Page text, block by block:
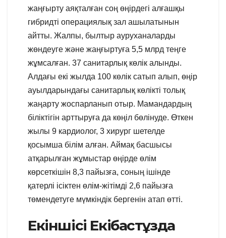
жаңғырту аяқталған соң өңірдегі алғашқы
гибридті операциялық зал ашылатынын
айтты. Жалпы, былтыр ауруханаларды
жөндеуге және жаңғыртуға 5,5 млрд теңге
жұмсалған. 37 санитарлық көлік алынды.
Алдағы екі жылда 100 көлік сатып алып, өңір
ауылдарындағы санитарлық көлікті толық
жаңарту жоспарланып отыр. Мамандардың
біліктігін арттыруға да көңіл бөлінуде. Өткен
жылы 9 кардиолог, 3 хирург шетелде
қосымша білім алған. Аймақ басшысы
атқарылған жұмыстар өңірде өлім
көрсеткішін 8,3 пайызға, соның ішінде
қатерлі ісіктен өлім-жітімді 2,6 пайызға
төмендетуге мүмкіндік бергенін атап өтті.
Екіншісі Екібастұзда